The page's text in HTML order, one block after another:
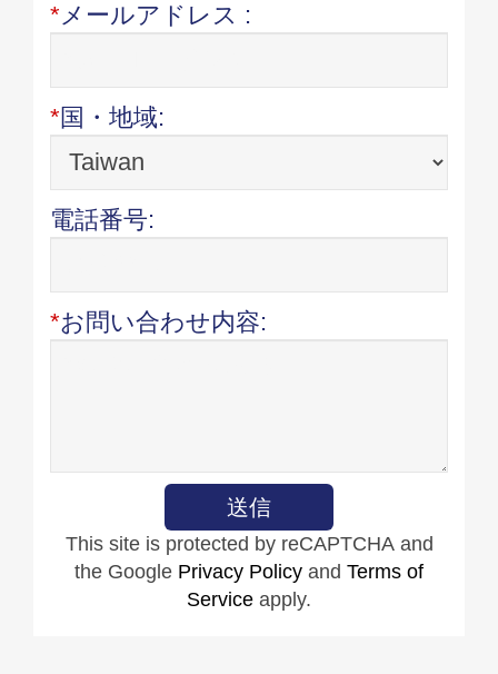
*メールアドレス :
*国・地域:
電話番号:
*お問い合わせ内容:
This site is protected by reCAPTCHA and
the Google Privacy Policy and Terms of
Service apply.